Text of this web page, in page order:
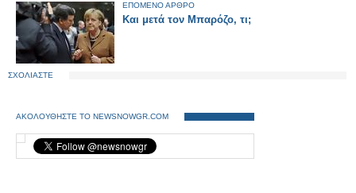
ΕΠΟΜΕΝΟ ΑΡΘΡΟ
Και μετά τον Μπαρόζο, τι;
ΣΧΟΛΙΑΣΤΕ
ΑΚΟΛΟΥΘΗΣΤΕ ΤΟ NEWSNOWGR.COM